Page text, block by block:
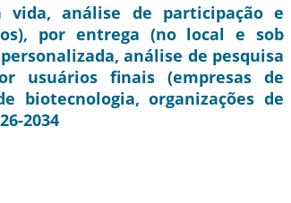
vida, análise de participação e
por entrega (no local e sob
análise de pesquisa
usuários finais (empresas de
biotecnologia, organizações de
2034